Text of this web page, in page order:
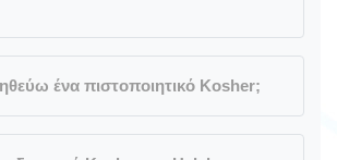
ένα πιστοποιητικό Kosher;